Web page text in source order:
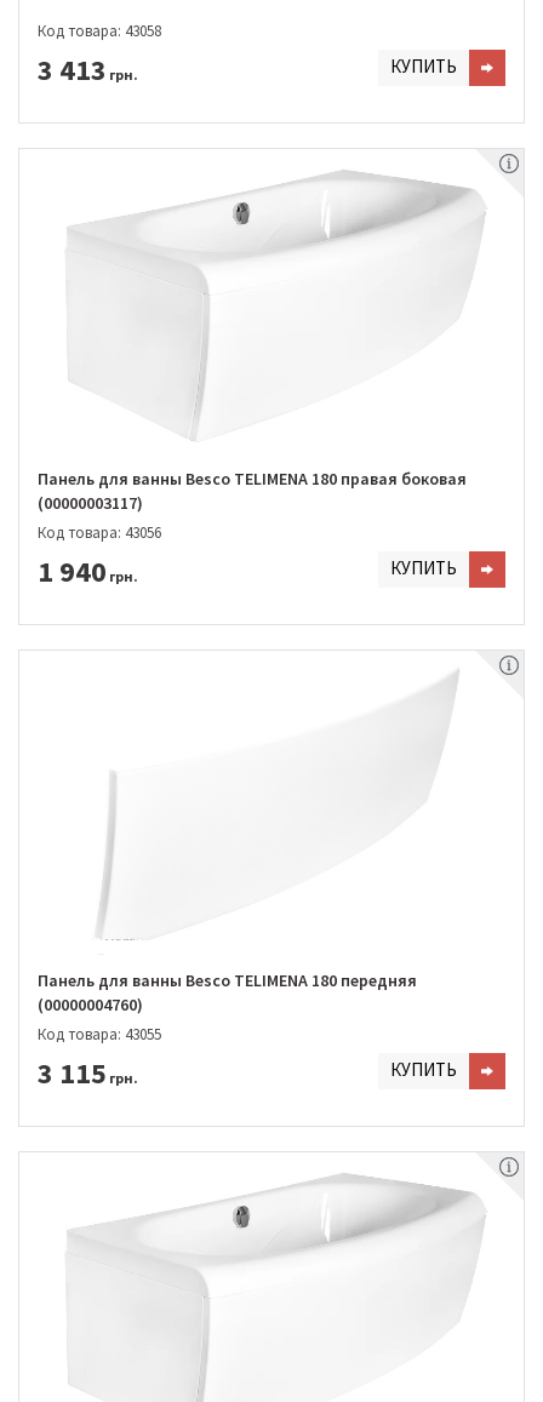
Код товара: 43058
3 413 грн. КУПИТЬ
Панель для ванны Besco TELIMENA 180 правая боковая
(00000003117)
Код товара: 43056
1 940 грн. КУПИТЬ
Панель для ванны Besco TELIMENA 180 передняя
(00000004760)
Код товара: 43055
3 115 грн. КУПИТЬ